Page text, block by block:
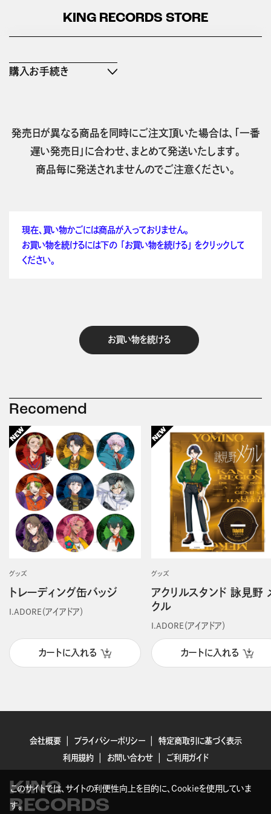
KING RECORDS STORE
購入お手続き
発売日が異なる商品を同時にご注文頂いた場合は、「一番
遅い発売日」に合わせ、まとめて発送いたします。
商品毎に発送されませんのでご注意ください。
現在、買い物かごには商品が入っておりません。
お買い物を続けるには下の 「お買い物を続ける」 をクリックして
ください。
お買い物を続ける
Recomend
グッズ
トレーディング缶バッジ
I.ADORE（アイアドア）
カートに入れる
グッズ
アクリルスタンド 詠見野
クル
I.ADORE（アイアドア）
カートに入れる
会社概要 プライバシーポリシー
特定商取引に基づく表示
利用規約
お問い合わせ ご利用ガイド
KING
RECORDS
このサイトでは、サイトの利便性向上を目的に、Cookieを使用していま
す。